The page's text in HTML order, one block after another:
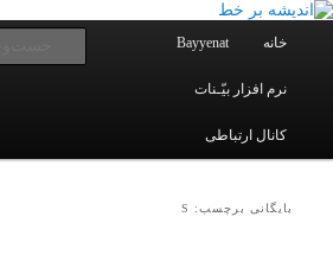
پرش
محتوای
پرش
محتوای
یادداشتهای یک معلم در باب زندگی، اخلاق، اخبار،
خانه Bayyenat
نرم افزار بیّـنات
کانال ارتباطی
بایگانی برچسب: S